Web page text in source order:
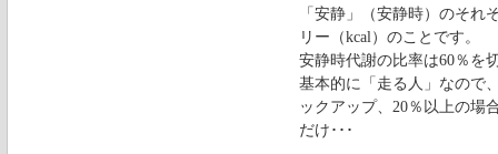
「安静」（安静時）のそれ
リー（kcal）のことです。
安静時代謝の比率は60％を
基本的に「走る人」なので
ックアップ、20％以上の場
だけ･･･